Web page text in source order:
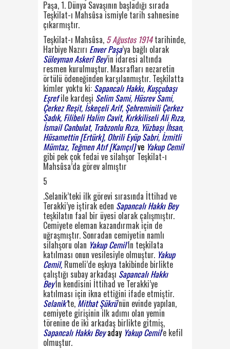
Paşa, 1. Dünya Savaşının başladığı sırada
Teşkilat-ı Mahsûsaismiyle tarih sahnesine
çıkarmıştır.
Teşkilat-ı Mahsûsa, 5 Ağustos 1914tarihinde,
Harbiye Nazırı Enver Paşa’ya bağlı olarak
Süleyman Askerî Bey’in idaresi altında
resmen kurulmuştur. Masrafları nezaretin
örtülü ödeneğinden karşılanmıştır. Teşkilatta
kimler yoktu ki: Sapancalı Hakkı, Kuşçubaşı
Eşref ile kardeşi Selim Sami, HüsrevSami,
Çerkez Reşit, İskeçeli Arif, Şehreminili Çerkez
Sadık, Filibeli Halim Cavit, Kırkkiliseli AliRıza,
İsmail Canbulat, Trabzonlu Rıza, Yüzbaşı İhsan,
Hüsamettin [Ertürk], Ohrili Eyüp Sabri,İzmitli
Mümtaz, Teğmen Atıf [Kamçıl]ve Yakup Cemil
gibi pek çok fedai ve silahşor Teşkilat-ı
Mahsûsa’da görev almıştır
5
.Selanik’teki ilk görevi sırasında İttihad ve
Terakki’ye iştirak eden Sapancalı Hakkı Bey
teşkilatın faal bir üyesi olarak çalışmıştır.
Cemiyete eleman kazandırmak için de
uğraşmıştır. Sonradan cemiyetin namlı
silahşoru olan Yakup Cemil’in teşkilata
katılması onun vesilesiyle olmuştur. Yakup
Cemil, Rumeli’de eşkıya takibinde birlikte
çalıştığı subay arkadaşı SapancalıHakkı
Bey’in kendisini İttihad ve Terakki’ye
katılması için ikna ettiğini ifade etmiştir.
Selanik’te, Mithat Şükrü’nün evinde yapılan,
cemiyete girişinin ilk adımı olan yemin
törenine de iki arkadaş birlikte gitmiş,
Sapancalı Hakkı Beyaday Yakup Cemil’e kefil
olmuştur.